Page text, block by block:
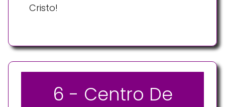
Cristo!
6 - Centro De